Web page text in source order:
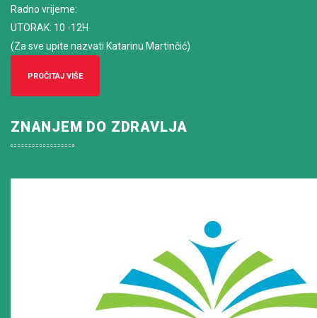
Radno vrijeme:
UTORAK: 10 -12H
(Za sve upite nazvati Katarinu Martinčić)
PROČITAJ VIŠE
ZNANJEM DO ZDRAVLJA